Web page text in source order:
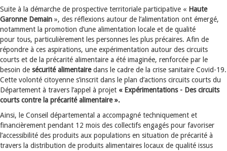
Suite à la démarche de prospective territoriale participative « Haute
Garonne Demain », des réflexions autour de l’alimentation ont émergé,
notamment la promotion d’une alimentation locale et de qualité
pour tous, particulièrement les personnes les plus précaires. Afin de
répondre à ces aspirations, une expérimentation autour des circuits
courts et de la précarité alimentaire a été imaginée, renforcée par le
besoin de sécurité alimentairedans le cadre de la crise sanitaire Covid-19.
Cette volonté citoyenne s’inscrit dans le plan d’actions circuits courts du
Département à travers l’appel à projet « Expérimentations - Des circuits
courts contre la précarité alimentaire ».
Ainsi, le Conseil départemental a accompagné techniquement et
financièrement pendant 12 mois des collectifs engagés pour favoriser
l’accessibilité des produits aux populations en situation de précarité à
travers la distribution de produits alimentaires locaux de qualité issus